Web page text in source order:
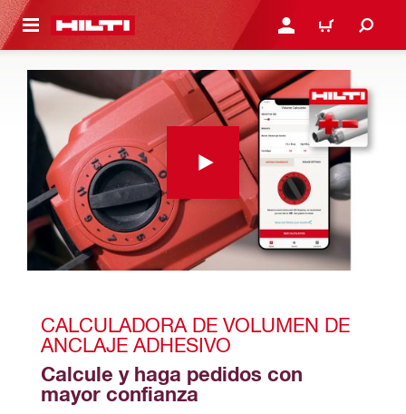
PRINCIPAL INICIE SESIÓN O
CARRITO
CALCULADORA DE VOLUMEN DE
ANCLAJE ADHESIVO
Calcule y haga pedidos con
mayor confianza